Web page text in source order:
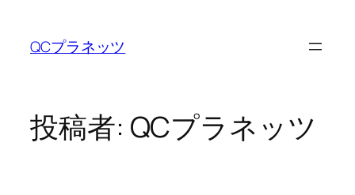
QCプラネッツ
投稿者: QCプラネッツ